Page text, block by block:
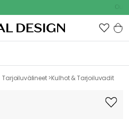
Tarjoiluvälineet >Kulhot & Tarjoiluvadit